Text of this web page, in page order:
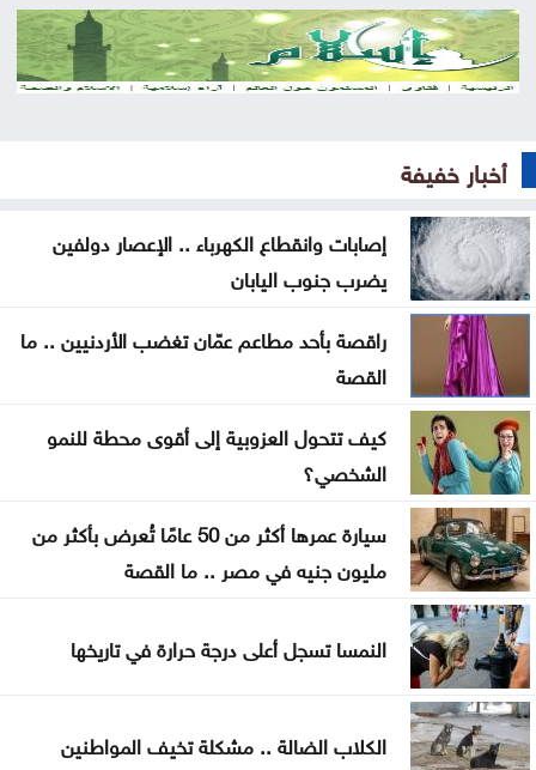
التكنولوجيا الزراعية في عمان الأهلية تشارك بفعاليات
اليوم العالمي لمكافحة التصحر والجفاف 2026
مشاريع النقل والمرور
2.8 مليار دينار قروض كشف الراتب منذ بداية العام
معالم سعودية تضاء بأعلام المملكة وتركيا وباكستان ..
صور
ليلة فنية وتراثية بالزرقاء ضمن فعاليات صيف الأردن
لا تمديد لفترة قوننة وتوفيق الأوضاع للعمالة غير
الأردنية المخالفة
قفزة بأسعار الذهب في الأردن السبت
شروط إعادة فتح مصنع الحديد في الهاشمية
أخبار خفيفة
إصابات وانقطاع الكهرباء .. الإعصار دولفين
يضرب جنوب اليابان
راقصة بأحد مطاعم عمّان تغضب الأردنيين .. ما
القصة
كيف تتحول العزوبية إلى أقوى محطة للنمو
الشخصي؟
سيارة عمرها أكثر من 50 عامًا تُعرض بأكثر من
مليون جنيه في مصر .. ما القصة
النمسا تسجل أعلى درجة حرارة في تاريخها
الكلاب الضالة .. مشكلة تخيف المواطنين